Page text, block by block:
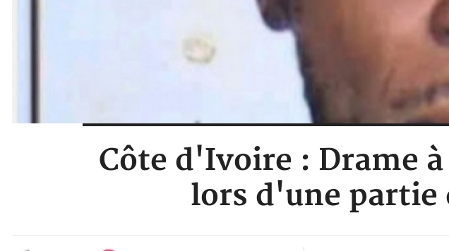
Côte d'Ivoire : Drame
lors d'une partie